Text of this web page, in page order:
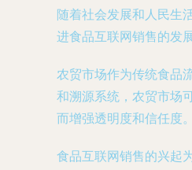
随着社会发展和人民生
进食品互联网销售的发
农贸市场作为传统食品
和溯源系统，农贸市场
而增强透明度和信任度
食品互联网销售的兴起